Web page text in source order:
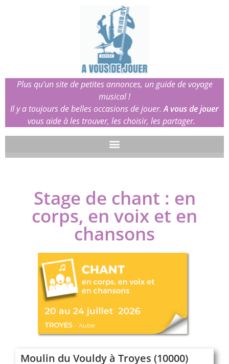
Plus qu’un site de petites annonces, un guide de voyage
musical !
Il y a toujours de belles occasions de jouer.A vous de jouer
vous aide à les trouver, les choisir, les partager.
Stage de chant : en
corps, en voix et en
chansons
Moulin du Vouldy à Troyes (10000)